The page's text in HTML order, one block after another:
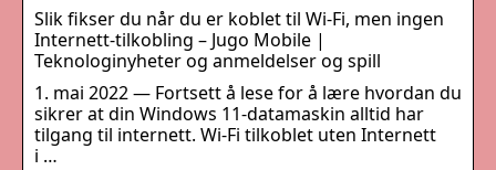
Slik fikser du når du er koblet til Wi-Fi, men ingen
Internett-tilkobling – Jugo Mobile |
Teknologinyheter og anmeldelser og spill
1. mai 2022 — Fortsett å lese for å lære hvordan du
sikrer at din Windows 11-datamaskin alltid har
tilgang til internett. Wi-Fi tilkoblet uten Internett
i …